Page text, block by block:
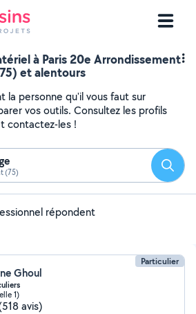
à Paris 20e Arrondissement
et alentours
la personne qu'il vous faut sur
vos outils. Consultez les profils
contactez-les !
(75)
répondent
Particulier
Ghoul
1)
avis)